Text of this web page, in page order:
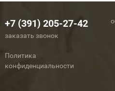
+7 (391) 205-27-42
заказать звонок
Политика
конфиденциальности